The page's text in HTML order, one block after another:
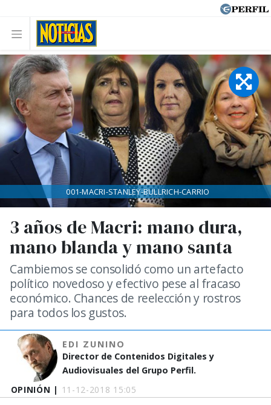
OPINIÓN | 11-12-2018 15:05
3 años de Macri: mano dura,
mano blanda y mano santa
Cambiemos se consolidó como un artefacto
político novedoso y efectivo pese al fracaso
económico. Chances de reelección y rostros
para todos los gustos.
EDI ZUNINO
Director de Contenidos Digitales y
Audiovisuales del Grupo Perfil.
001-MACRI-STANLEY-BULLRICH-CARRIO